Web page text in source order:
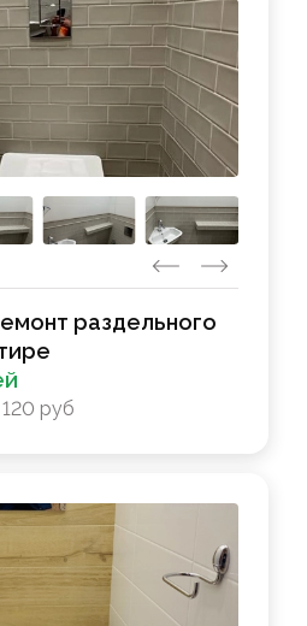
раздельного
руб